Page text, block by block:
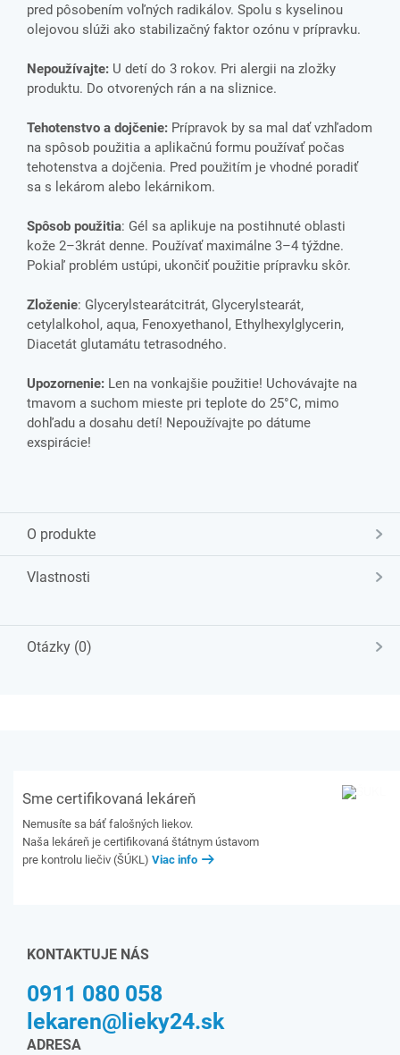
pred pôsobením voľných radikálov. Spolu s kyselinou
olejovou slúži ako stabilizačný faktor ozónu v prípravku.
Nepoužívajte: U detí do 3 rokov. Pri alergii na zložky
produktu. Do otvorených rán a na sliznice.
Tehotenstvo a dojčenie: Prípravok by sa mal dať vzhľadom
na spôsob použitia a aplikačnú formu používať počas
tehotenstva a dojčenia. Pred použitím je vhodné poradiť
sa s lekárom alebo lekárnikom.
Spôsob použitia: Gél sa aplikuje na postihnuté oblasti
kože 2–3krát denne. Používať maximálne 3–4 týždne.
Pokiaľ problém ustúpi, ukončiť použitie prípravku skôr.
Zloženie: Glycerylstearátcitrát, Glycerylstearát,
cetylalkohol, aqua, Fenoxyethanol, Ethylhexylglycerin,
Diacetát glutamátu tetrasodného.
Upozornenie: Len na vonkajšie použitie! Uchovávajte na
tmavom a suchom mieste pri teplote do 25°C, mimo
dohľadu a dosahu detí! Nepoužívajte po dátume
exspirácie!
O produkte
Vlastnosti
Otázky (0)
Sme certifikovaná lekáreň
Nemusíte sa báť falošných liekov.
Naša lekáreň je certifikovaná štátnym ústavom
pre kontrolu liečiv (ŠÚKL) Viac info
KONTAKTUJE NÁS
0911 080 058
lekaren@lieky24.sk
ADRESA